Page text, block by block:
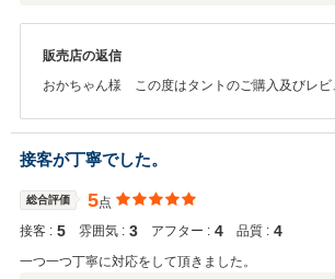
販売店の返信
おかちゃん様 この度はタントのご購入及びレビ
当店をよろしくお願い致します！ 自社整備工場も
お車のメンテナンスもお任せください！ この度は
ました！m(__)m
接客が丁寧でした。
総合評価 5点
接客 : 5 雰囲気 : 3 アフター : 4 品質 : 4
一つ一つ丁寧に対応をして頂きました。